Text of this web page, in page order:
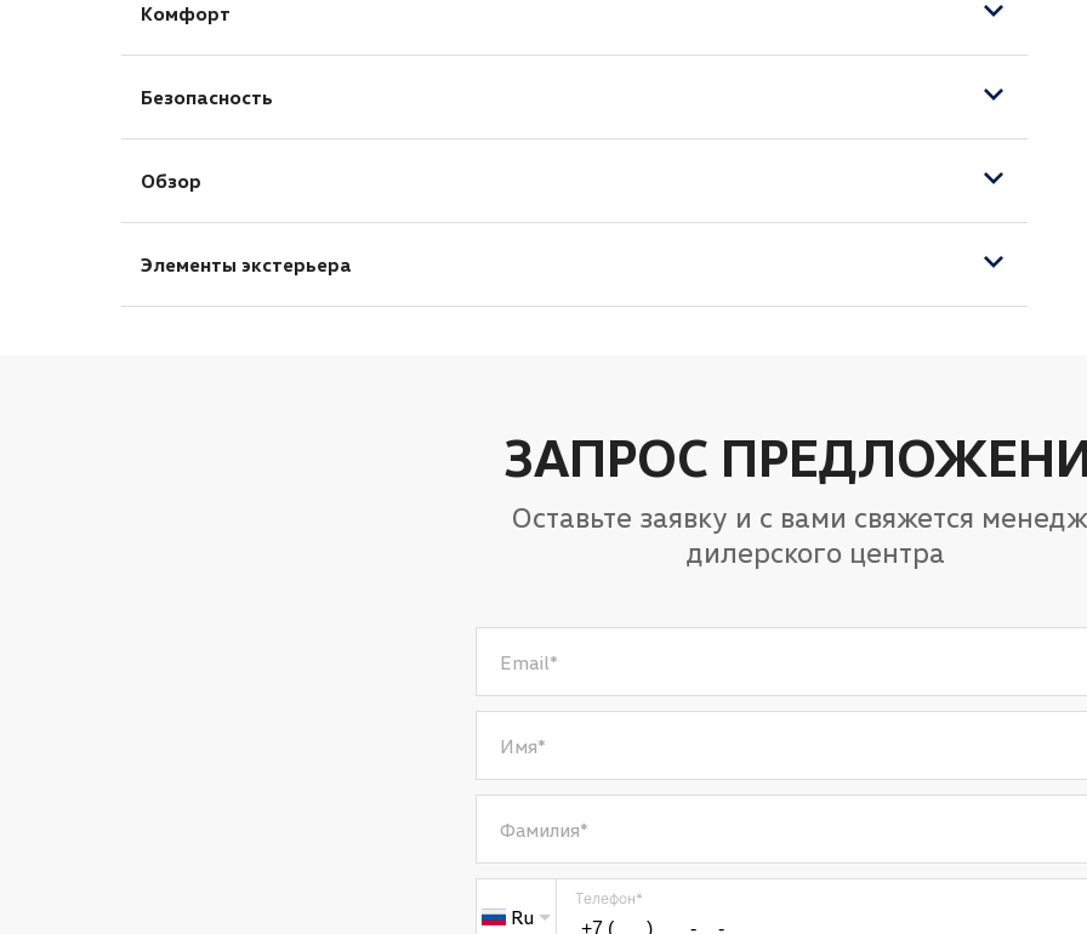
Bluetooth
USB
Навигационная система
Комфорт
Бортовой компьютер
Запуск двигателя с кнопки
Камера задняя
Безопасность
Система стабилизации (ESP)
Блокировка замков задних дверей
Подушка безопасности водителя
Обзор
Электрообогрев лобового стекла
Элементы экстерьера
ЗАПРОС
Оставьте заявку и с вами свяжется
дилерского центра
Email*
Имя*
Фамилия*
Ru
Телефон*